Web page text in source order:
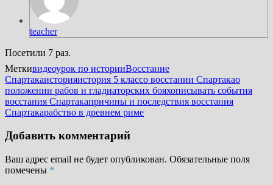
teacher
Посетили 7 раз.
Меткивидеоурок по историиВосстание
Спартакаисторияистория 5 классо восстании Спартакао
положении рабов и гладиаторских бояхописывать события
восстания Спартакапричины и последствия восстания
Спартакарабство в древнем риме
Добавить комментарий
Ваш адрес email не будет опубликован. Обязательные поля
помечены *